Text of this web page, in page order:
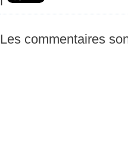
Les commentaires